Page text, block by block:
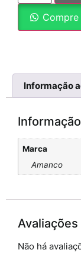
Informação
Marca
Amanco
Avaliações
Não há